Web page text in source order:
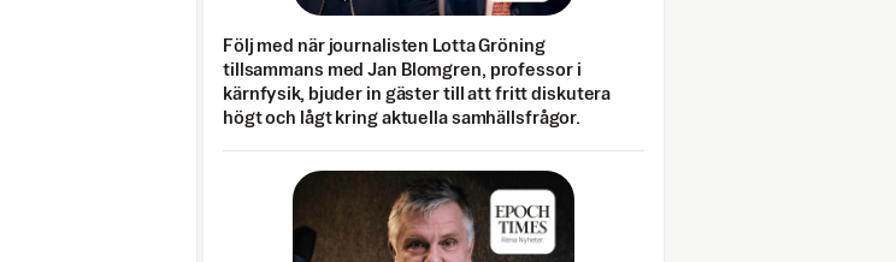
Följ med när journalisten Lotta Gröning
tillsammans med Jan Blomgren, professor i
kärnfysik, bjuder in gäster till att fritt diskutera
högt och lågt kring aktuella samhällsfrågor.